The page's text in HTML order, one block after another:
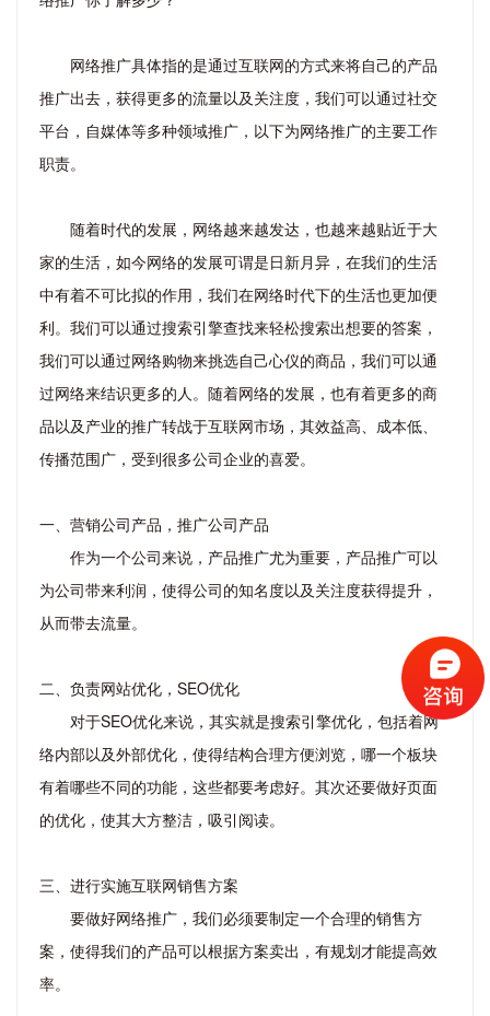
网络推广具体指的是通过互联网的方式来将自己的产品
推广出去，获得更多的流量以及关注度，我们可以通过社交
平台，自媒体等多种领域推广，以下为网络推广的主要工作
职责。
随着时代的发展，网络越来越发达，也越来越贴近于大
家的生活，如今网络的发展可谓是日新月异，在我们的生活
中有着不可比拟的作用，我们在网络时代下的生活也更加便
利。我们可以通过搜索引擎查找来轻松搜索出想要的答案，
我们可以通过网络购物来挑选自己心仪的商品，我们可以通
过网络来结识更多的人。随着网络的发展，也有着更多的商
品以及产业的推广转战于互联网市场，其效益高、成本低、
传播范围广，受到很多公司企业的喜爱。
一、营销公司产品，推广公司产品
作为一个公司来说，产品推广尤为重要，产品推广可以
为公司带来利润，使得公司的知名度以及关注度获得提升，
从而带去流量。
二、负责网站优化，SEO优化
对于SEO优化来说，其实就是搜索引擎优化，包括着网
络内部以及外部优化，使得结构合理方便浏览，哪一个板块
有着哪些不同的功能，这些都要考虑好。其次还要做好页面
的优化，使其大方整洁，吸引阅读。
三、进行实施互联网销售方案
要做好网络推广，我们必须要制定一个合理的销售方
案，使得我们的产品可以根据方案卖出，有规划才能提高效
率。